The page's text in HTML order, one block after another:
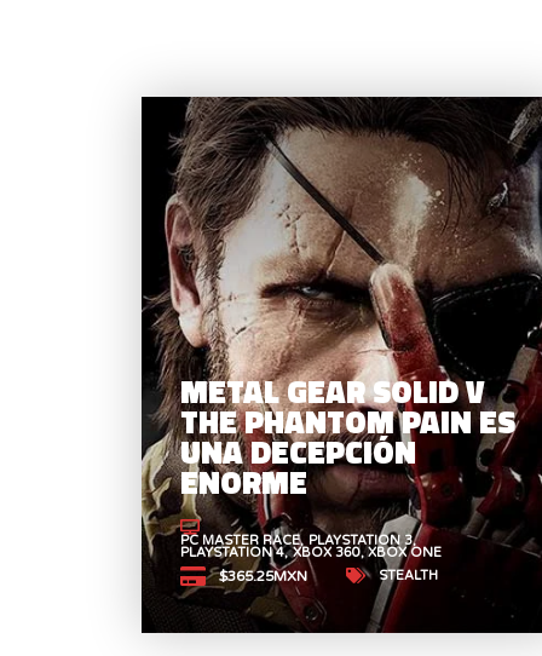
METAL GEAR SOLID V
THE PHANTOM PAIN ES
UNA DECEPCIÓN
ENORME
PC MASTER RACE PLAYSTATION 3
PLAYSTATION 4 XBOX 360 XBOX ONE
$365.25MXN STEALTH